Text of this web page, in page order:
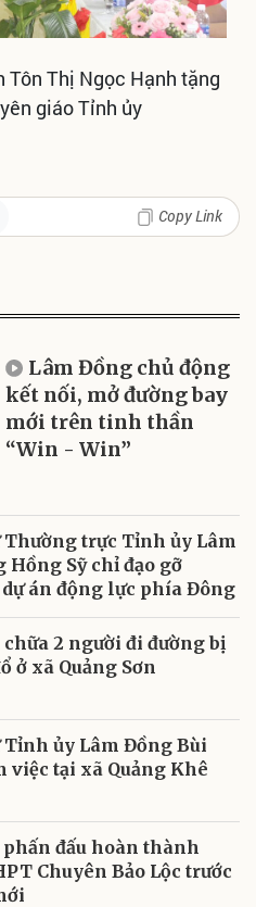
Tôn Thị Ngọc Hạnh tặng
giáo Tỉnh ủy
Copy Link
Lâm Đồng chủ động
kết nối, mở đường bay
mới trên tinh thần
“Win - Win”
Thường trực Tỉnh ủy Lâm
Hồng Sỹ chỉ đạo gỡ
án động lực phía Đông
chữa 2 người đi đường bị
ở xã Quảng Sơn
Tỉnh ủy Lâm Đồng Bùi
việc tại xã Quảng Khê
đấu hoàn thành
Chuyên Bảo Lộc trước